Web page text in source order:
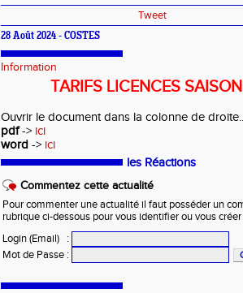
Tweet
28 Août 2024 - COSTES
Information
TARIFS LICENCES
Ouvrir le document dans la colonne de
pdf-> ici
word -> ici
les Réactions
Commentez cette actualité
Pour commenter une actualité il faut posséder un
rubrique ci-dessous pour vous identifier ou vous
Login (Email)
:
Mot de Passe :